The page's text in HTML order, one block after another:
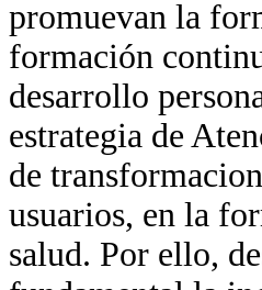
promuevan la
formación
desarrollo
estrategia de
de
usuarios, en la
salud. Por ello,